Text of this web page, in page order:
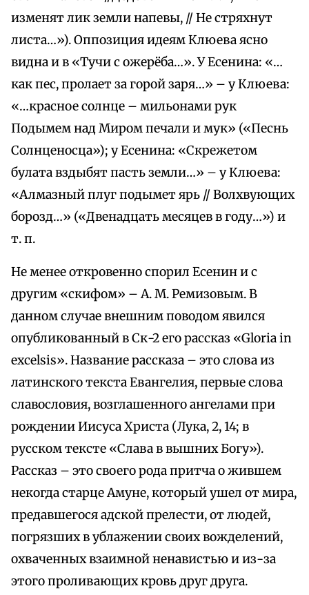
изменят лик земли напевы, // Не стряхнут
листа…»). Оппозиция идеям Клюева ясно
видна и в «Тучи с ожерёба…». У Есенина: «…
как пес, пролает за горой заря…» – у Клюева:
«…красное солнце – мильонами рук
Подымем над Миром печали и мук» («Песнь
Солнценосца»); у Есенина: «Скрежетом
булата вздыбят пасть земли…» – у Клюева:
«Алмазный плуг подымет ярь // Волхвующих
борозд…» («Двенадцать месяцев в году…») и
т. п.
Не менее откровенно спорил Есенин и с
другим «скифом» – А. М. Ремизовым. В
данном случае внешним поводом явился
опубликованный в Ск-2 его рассказ «Gloria in
excelsis». Название рассказа – это слова из
латинского текста Евангелия, первые слова
славословия, возглашенного ангелами при
рождении Иисуса Христа (Лука, 2, 14; в
русском тексте «Слава в вышних Богу»).
Рассказ – это своего рода притча о жившем
некогда старце Амуне, который ушел от мира,
предавшегося адской прелести, от людей,
погрязших в ублажении своих вожделений,
охваченных взаимной ненавистью и из-за
этого проливающих кровь друг друга.